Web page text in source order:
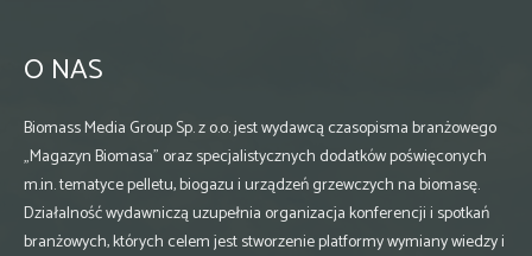
O NAS
Biomass Media Group Sp. z o.o. jest wydawcą czasopisma branżowego
„Magazyn Biomasa” oraz specjalistycznych dodatków poświęconych
m.in. tematyce pelletu, biogazu i urządzeń grzewczych na biomasę.
Działalność wydawniczą uzupełnia organizacja konferencji i spotkań
branżowych, których celem jest stworzenie platformy wymiany wiedzy i